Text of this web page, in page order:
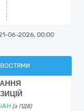
06-2026, 00:00
(з ПДВ)